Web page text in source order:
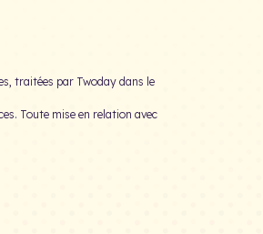
traitées par Twoday dans le
Toute mise en relation avec